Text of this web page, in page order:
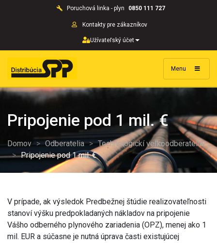
Poruchová linka - plyn 0850 111 727
Kontakty pre zákazníkov
Užívateľský účet
Menu
Pripojenie pod 1 mil. €
Domov > Odberatelia > Technologickí veľkoodberatelia
> Pripojenie pod 1 mil. €
V prípade, ak výsledok Predbežnej štúdie realizovateľnosti
stanoví výšku predpokladaných nákladov na pripojenie
Vášho odberného plynového zariadenia (OPZ), menej ako 1
mil. EUR a súčasne je nutná úprava časti existujúcej